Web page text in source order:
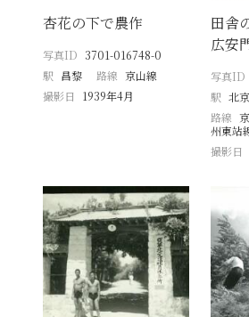
杏花の下で農作
写真ID 3701-016748-0
駅 昌黎 路線 京山線
撮影日
1939年4月
田舎
広安
写真ID
駅 北京
路線
州東站
撮影日